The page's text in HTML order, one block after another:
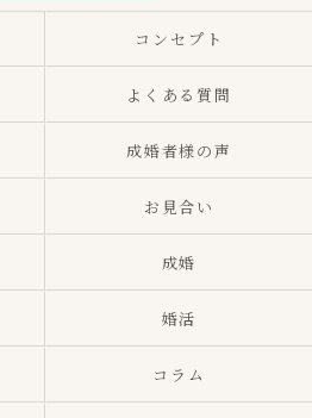
コンセプト
よくある質問
成婚者様の声
お見合い
成婚
婚活
コラム